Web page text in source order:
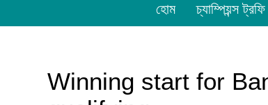
হোম চ্যাম্পিয়ন্স ট্রফি
Winning start for